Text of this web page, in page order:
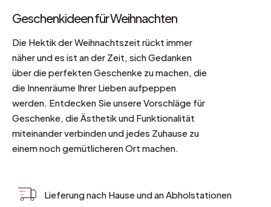
Geschenkideen für Weihnachten
Die Hektik der Weihnachtszeit rückt immer
näher und es ist an der Zeit, sich Gedanken
über die perfekten Geschenke zu machen, die
die Innenräume Ihrer Lieben aufpeppen
werden. Entdecken Sie unsere Vorschläge für
Geschenke, die Ästhetik und Funktionalität
miteinander verbinden und jedes Zuhause zu
einem noch gemütlicheren Ort machen.
Lieferung nach Hause und an Abholstationen